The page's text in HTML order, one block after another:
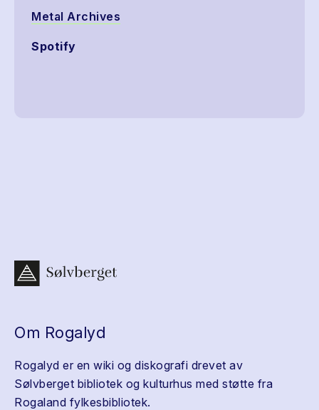
Metal Archives
Spotify
Om Rogalyd
Rogalyd er en wiki og diskografi drevet av
Sølvberget bibliotek og kulturhus med støtte fra
Rogaland fylkesbibliotek.